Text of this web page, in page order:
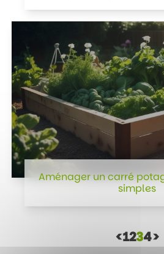
Aménager un carré
simples
<1234>